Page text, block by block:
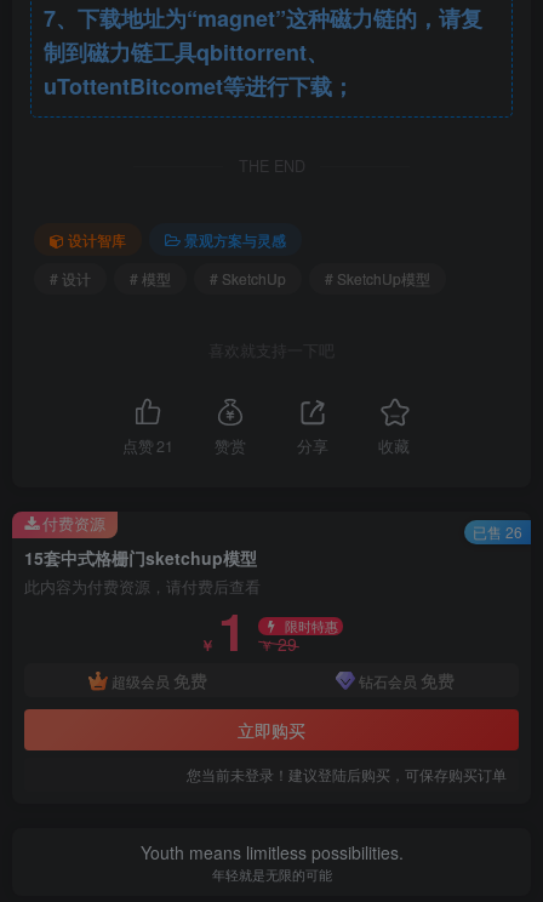
7、下载地址为“magnet”这种磁力链的，请复
制到磁力链工具qbittorrent、
uTottentBitcomet等进行下载；
THE END
设计智库
景观方案与灵感
# 设计
# 模型 # SketchUp # SketchUp模型
喜欢就支持一下吧
点赞21 赞赏 分享 收藏
15套中式格栅门sketchup模型
此内容为付费资源，请付费后查看
￥ 1 限时特惠
￥29
超级会员 免费 钻石会员 免费
立即购买
您当前未登录！建议登陆后购买，可保存购买订单
付费资源 已售 26
Youth means limitless possibilities.
年轻就是无限的可能